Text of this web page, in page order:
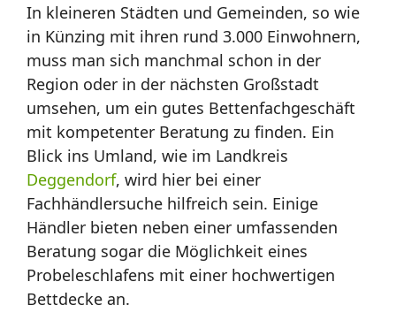
In kleineren Städten und Gemeinden, so wie
in Künzing mit ihren rund 3.000 Einwohnern,
muss man sich manchmal schon in der
Region oder in der nächsten Großstadt
umsehen, um ein gutes Bettenfachgeschäft
mit kompetenter Beratung zu finden. Ein
Blick ins Umland, wie im Landkreis
Deggendorf, wird hier bei einer
Fachhändlersuche hilfreich sein. Einige
Händler bieten neben einer umfassenden
Beratung sogar die Möglichkeit eines
Probeleschlafens mit einer hochwertigen
Bettdecke an.